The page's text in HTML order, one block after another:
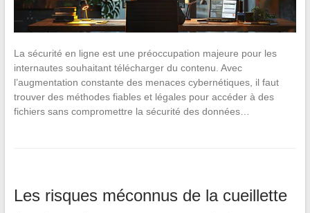
La sécurité en ligne est une préoccupation majeure pour les
internautes souhaitant télécharger du contenu. Avec
l’augmentation constante des menaces cybernétiques, il faut
trouver des méthodes fiables et légales pour accéder à des
fichiers sans compromettre la sécurité des données…
Les risques méconnus de la cueillette